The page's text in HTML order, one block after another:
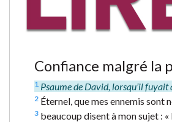
Confiance malgré la
1 Psaume de David, lorsqu’il
2 Éternel, que mes ennemis sont
3 beaucoup disent à mon sujet :